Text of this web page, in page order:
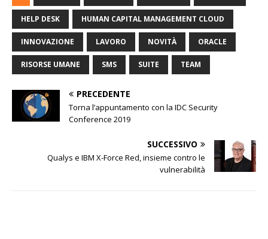
HELP DESK HUMAN CAPITAL MANAGEMENT CLOUD
INNOVAZIONE LAVORO NOVITÀ ORACLE
RISORSE UMANE SMS SUITE TEAM
PRECEDENTE
Torna l’appuntamento con la IDC Security
Conference 2019
SUCCESSIVO
Qualys e IBM X-Force Red, insieme contro le
vulnerabilità